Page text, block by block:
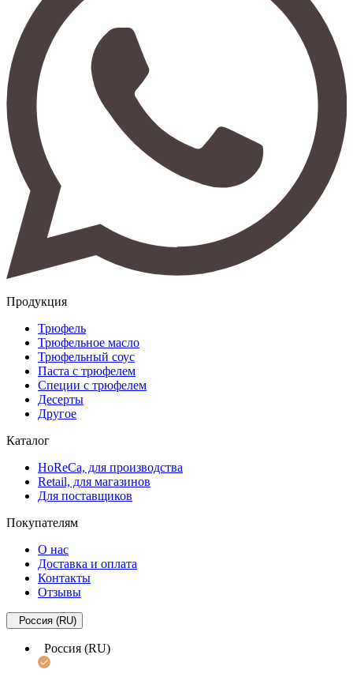
Продукция
Трюфель
Трюфельное масло
Трюфельный соус
Паста с трюфелем
Специи с трюфелем
Десерты
Другое
Каталог
HoReCa, для производства
Retail, для магазинов
Для поставщиков
Покупателям
О нас
Доставка и оплата
Контакты
Отзывы
Россия (RU)
Россия (RU)